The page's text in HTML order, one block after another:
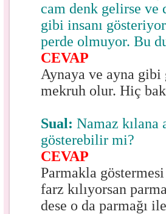
cam denk gelirse ve
gibi insanı
perde olmuyor. Bu
CEVAP
Aynaya ve ayna gibi
mekruh olur. Hiç
Sual: Namaz kılana
gösterebilir mi?
CEVAP
Parmakla
farz kılıyorsan
dese o da parmağı